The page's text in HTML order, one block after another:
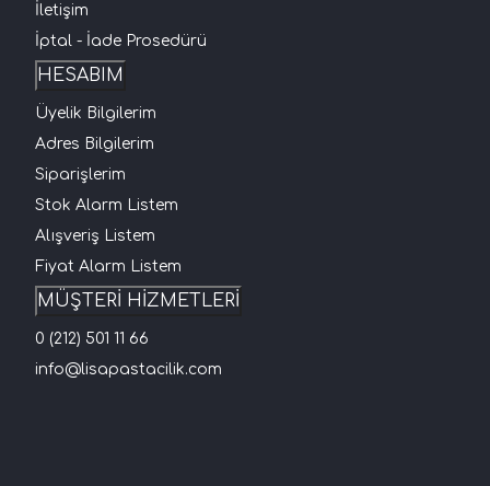
İletişim
İptal - İade Prosedürü
HESABIM
Üyelik Bilgilerim
Adres Bilgilerim
Siparişlerim
Stok Alarm Listem
Alışveriş Listem
Fiyat Alarm Listem
MÜŞTERİ HİZMETLERİ
0 (212) 501 11 66
info@lisapastacilik.com